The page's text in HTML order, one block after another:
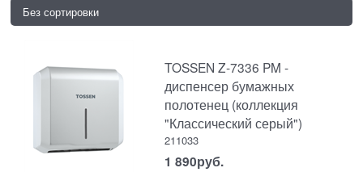
TOSSEN Z-7336 PM -
диспенсер бумажных
полотенец (коллекция
"Классический серый")
211033
1 890руб.